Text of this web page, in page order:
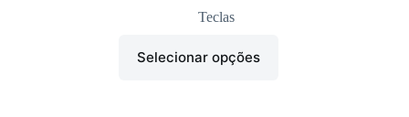
Teclas
Selecionar opções